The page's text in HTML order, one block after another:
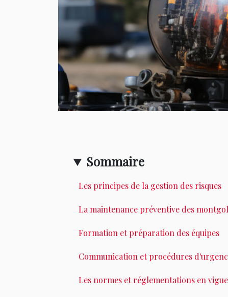
Sommaire
Les principes de la gestion des risques
La maintenance préventive des
Formation et préparation des équipes
Communication et procédures
Les normes et réglementations en